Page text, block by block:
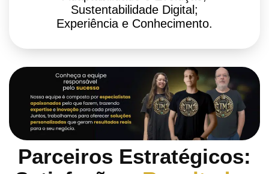
Sustentabilidade Digital;
Experiência e Conhecimento.
Parceiros Estratégicos: